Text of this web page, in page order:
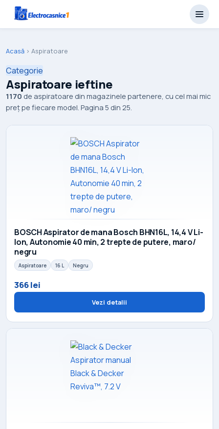
Acasă › Aspiratoare
Categorie
Aspiratoare ieftine
1170 de aspiratoare din magazinele partenere, cu cel mai mic
preț pe fiecare model. Pagina 5 din 25.
BOSCH Aspirator de mana Bosch BHN16L, 14,4 V Li-
Ion, Autonomie 40 min, 2 trepte de putere, maro/
negru
Aspiratoare 16 L Negru
366 lei
Vezi detalii